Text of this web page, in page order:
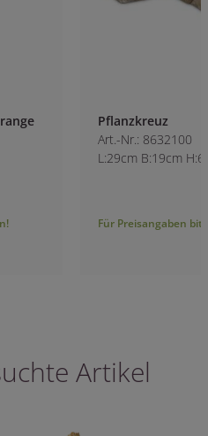
Pflanzkreuz
Art.-Nr.: 8632100
L:29cm B:19cm
Für Preisangaben
Artikel